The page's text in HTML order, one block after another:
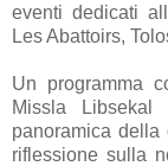
eventi dedicati
Les Abattoirs,
Un programma
Missla
panoramica della
riflessione sulla